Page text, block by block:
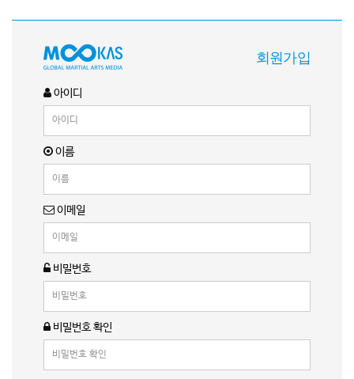
회원가입
아이디
이름
이메일
비밀번호
비밀번호 확인